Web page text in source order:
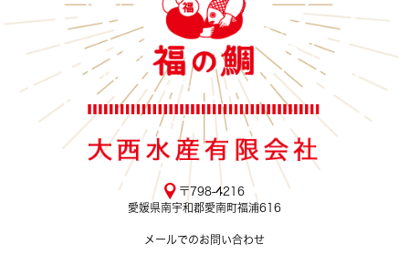
〒798-4216
愛媛県南宇和郡愛南町福浦616
メールでのお問い合わせ